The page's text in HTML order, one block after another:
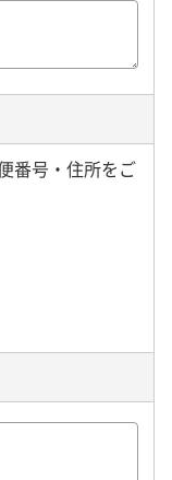
番号・住所をご